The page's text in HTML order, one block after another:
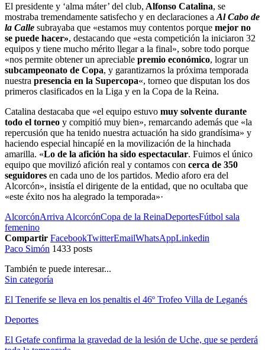
El presidente y ‘alma máter’ del club, Alfonso Catalina, se
mostraba tremendamente satisfecho y en declaraciones a Al Cabo de
la Calle subrayaba que «estamos muy contentos porque mejor no
se puede hacer», destacando que «esta competición la iniciaron 32
equipos y tiene mucho mérito llegar a la final», sobre todo porque
«nos permite obtener un apreciable premio económico, lograr un
subcampeonato de Copa, y garantizarnos la próxima temporada
nuestra presencia en la Supercopa«, torneo que disputan los dos
primeros clasificados en la Liga y en la Copa de la Reina.
Catalina destacaba que «el equipo estuvo muy solvente durante
todo el torneo y compitió muy bien», remarcando además que «la
repercusión que ha tenido nuestra actuación ha sido grandísima» y
haciendo especial hincapíé en la movilización de la hinchada
amarilla. «Lo de la afición ha sido espectacular. Fuimos el único
equipo que movilizó afición real y contamos con cerca de 350
seguidores en cada uno de los partidos. Medio aforo era del
Alcorcón», insistía el dirigente de la entidad, que no ocultaba que
«este éxito nos ha alegrado la temporada»·
AlcorcónArriva AlcorcónCopa de la ReinaDeportesFútbol sala
femenino
Compartir FacebookTwitterEmailWhatsAppLinkedin
Paco Simón 1433 posts
También te puede interesar...
Sin categoría
El Tenerife se lleva en los penaltis el 46º Trofeo Villa de Leganés
Deportes
El Getafe confirma la gravedad de la lesión de Uche, que se perderá